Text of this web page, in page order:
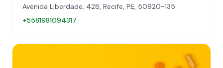
Avenida Liberdade, 428, Recife, PE, 50920-135
+5581981094317